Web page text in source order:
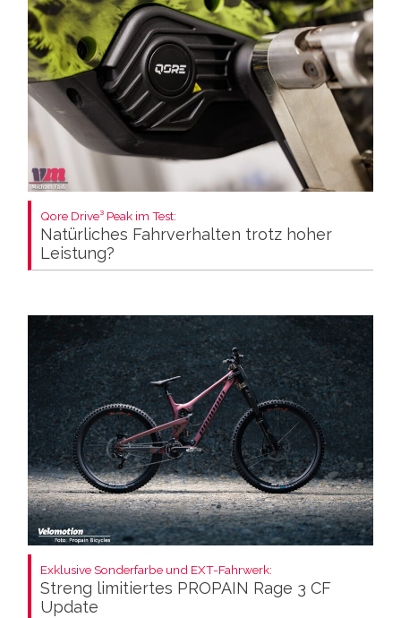
Qore Drive³ Peak im Test:
Natürliches Fahrverhalten trotz hoher
Leistung?
Exklusive Sonderfarbe und EXT-Fahrwerk:
Streng limitiertes PROPAIN Rage 3 CF
Update